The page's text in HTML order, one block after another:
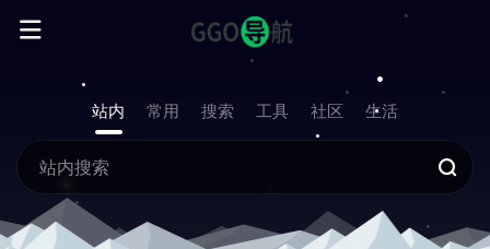
站内 常用 搜索 工具 社区 生活